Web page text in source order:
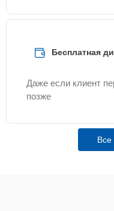
Бесплатная
Даже если клиент
позже
Все